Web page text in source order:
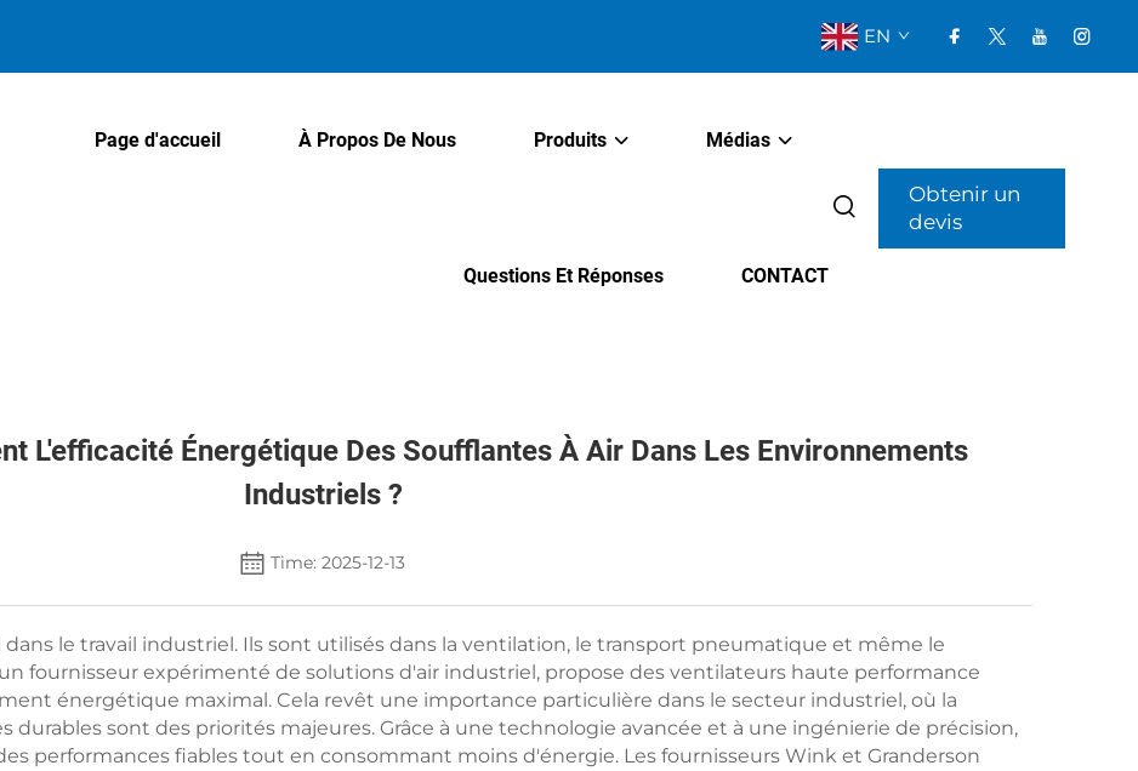
EN
Page d'accueil À Propos De Nous Produits Médias
Questions Et Réponses CONTACT
Obtenir un
devis
L'efficacité Énergétique Des Soufflantes À Air Dans Les Environnements
Industriels ?
Time: 2025-12-13
le travail industriel. Ils sont utilisés dans la ventilation, le transport pneumatique et même le
fournisseur expérimenté de solutions d'air industriel, propose des ventilateurs haute performance
énergétique maximal. Cela revêt une importance particulière dans le secteur industriel, où la
sont des priorités majeures. Grâce à une technologie avancée et à une ingénierie de précision,
performances fiables tout en consommant moins d'énergie. Les fournisseurs Wink et Granderson